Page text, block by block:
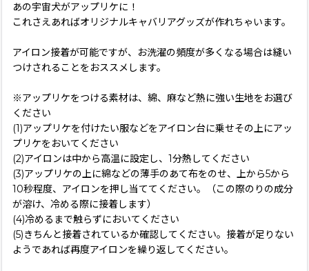
あの宇宙犬がアップリケに！
これさえあればオリジナルキャバリアグッズが作れちゃいます。
アイロン接着が可能ですが、お洗濯の頻度が多くなる場合は縫い
つけされることをおススメします。
※アップリケをつける素材は、綿、麻など熱に強い生地をお選び
ください
(1)アップリケを付けたい服などをアイロン台に乗せその上にアッ
プリケをおいてください
(2)アイロンは中から高温に設定し、1分熱してください
(3)アップリケの上に綿などの薄手のあて布をのせ、上から5から
10秒程度、アイロンを押し当ててください。（この際のりの成分
が溶け、冷める際に接着します）
(4)冷めるまで触らずにおいてください
(5)きちんと接着されているか確認してください。接着が足りない
ようであれば再度アイロンを繰り返してください。